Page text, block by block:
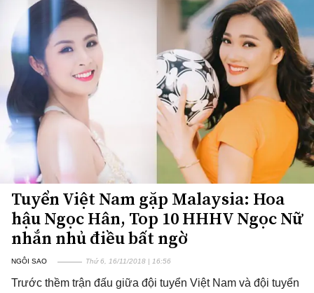
Tuyển Việt Nam gặp Malaysia: Hoa
hậu Ngọc Hân, Top 10 HHHV Ngọc Nữ
nhắn nhủ điều bất ngờ
NGÔI SAO Thứ 6, 16/11/2018 | 16:56
Trước thềm trận đấu giữa đội tuyển Việt Nam và đội tuyển